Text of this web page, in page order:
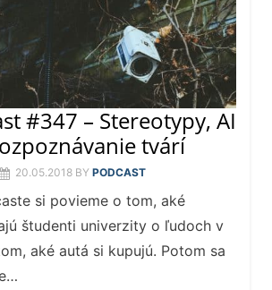
#347 – Stereotypy, AI
tvárí
20.05.2018 BY PODCAST
si povieme o tom, aké
študenti univerzity o ľudoch v
aké autá si kupujú. Potom sa